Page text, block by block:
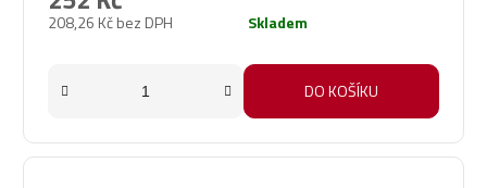
208,26 Kč bez DPH Skladem
DO KOŠÍKU